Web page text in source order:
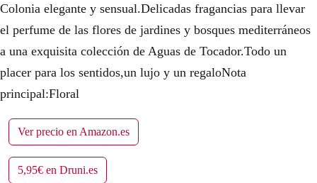
Colonia elegante y sensual.Delicadas fragancias para llevar
el perfume de las flores de jardines y bosques mediterráneos
a una exquisita colección de Aguas de Tocador.Todo un
placer para los sentidos,un lujo y un regaloNota
principal:Floral
Ver precio en Amazon.es
5,95€ en Druni.es